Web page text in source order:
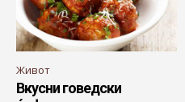
Живот
Вкусни говедски